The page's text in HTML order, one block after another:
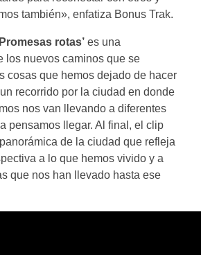
también», enfatiza Bonus Trak.
rotas’ es una
los nuevos caminos que se
cosas que hemos dejado de hacer
recorrido por la ciudad en donde
nos van llevando a diferentes
pensamos llegar. Al final, el clip
de la ciudad que refleja
a lo que hemos vivido y a
que nos han llevado hasta ese